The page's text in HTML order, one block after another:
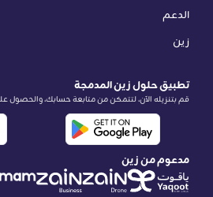
الدعم
زين
تطبيق حلول زين المدمجة
قم بتنزيله الآن، لتتمكن من متابعة حسابك، والحصول
مدعوم من زين